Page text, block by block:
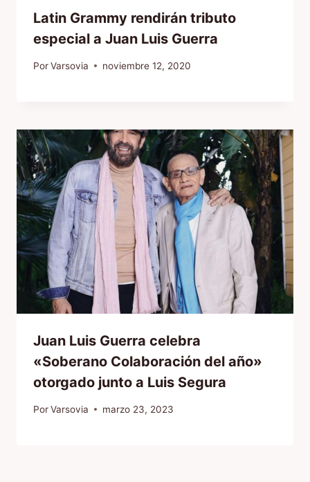
Latin Grammy rendirán tributo
especial a Juan Luis Guerra
PorVarsovia noviembre 12, 2020
Juan Luis Guerra celebra
«Soberano Colaboración del año»
otorgado junto a Luis Segura
PorVarsovia marzo 23, 2023